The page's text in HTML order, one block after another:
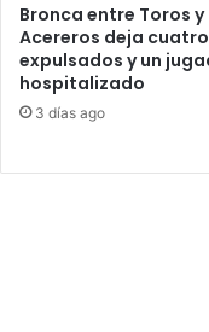
Bronca entre Toros y
Acereros deja cuatro
expulsados y un
hospitalizado
3 días ago